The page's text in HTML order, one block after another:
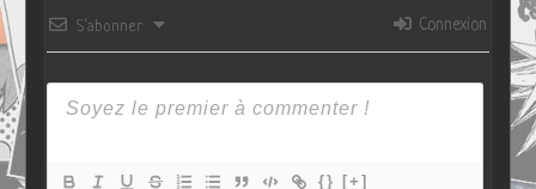
S’abonner Connexion
{} [+]